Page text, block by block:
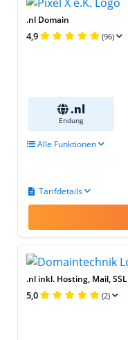
.nl Domain
4,9 (96)
.nl
Endung
Alle Funktionen
Tarifdetails
.nl inkl. Hosting, Mail, SSL
5,0 (2)